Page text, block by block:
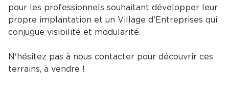
pour les professionnels souhaitant développer leur
propre implantation et un Village d'Entreprises qui
conjugue visibilité et modularité.
N'hésitez pas à nous contacter pour découvrir ces
terrains, à vendre !